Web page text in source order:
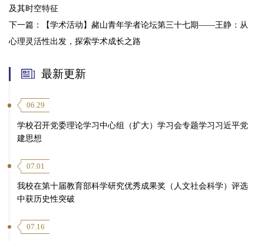
及其时空特征
下一篇：
【学术活动】赭山青年学者论坛第三十七期——王静：从
心理灵活性出发，探索学术成长之路
最新更新
06.29
学校召开党委理论学习中心组（扩大）学习会专题学习习近平党
建思想
07.01
我校在第十届教育部科学研究优秀成果奖（人文社会科学）评选
中获历史性突破
07.16